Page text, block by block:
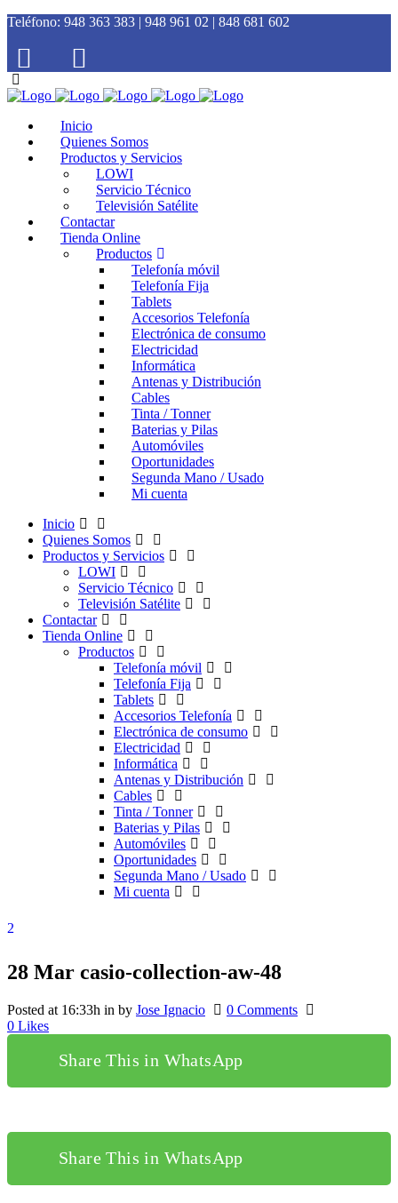
Teléfono: 948 363 383 | 948 961 02 | 848 681 602
Inicio
Quienes Somos
Productos y Servicios
LOWI
Servicio Técnico
Televisión Satélite
Contactar
Tienda Online
Productos
Telefonía móvil
Telefonía Fija
Tablets
Accesorios Telefonía
Electrónica de consumo
Electricidad
Informática
Antenas y Distribución
Cables
Tinta / Tonner
Baterias y Pilas
Automóviles
Oportunidades
Segunda Mano / Usado
Mi cuenta
Inicio
Quienes Somos
Productos y Servicios
LOWI
Servicio Técnico
Televisión Satélite
Contactar
Tienda Online
Productos
Telefonía móvil
Telefonía Fija
Tablets
Accesorios Telefonía
Electrónica de consumo
Electricidad
Informática
Antenas y Distribución
Cables
Tinta / Tonner
Baterias y Pilas
Automóviles
Oportunidades
Segunda Mano / Usado
Mi cuenta
28 Mar casio-collection-aw-48
Posted at 16:33h in by Jose Ignacio
0 Comments
0 Likes
Share This in WhatsApp
Share This in WhatsApp